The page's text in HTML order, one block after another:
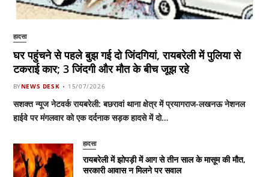
हादसा
घर पहुंचने से पहले बुझ गई दो जिंदगियां, रायबरेली में पुलिया से
टकराई कार; 3 जिंदगी और मौत के बीच जूझ रहे
BYNEWS DESK 15/07/2026
सशक्त न्यूज नेटवर्क रायबरेली: बछरावां थाना क्षेत्र में प्रयागराज-लखनऊ नेशनल
हाईवे पर मंगलवार को एक दर्दनाक सड़क हादसे में दो…
हादसा
रायबरेली में झोपड़ी में आग से तीन साल के मासूम की मौत,
सरकारी आवास न मिलने पर सवाल